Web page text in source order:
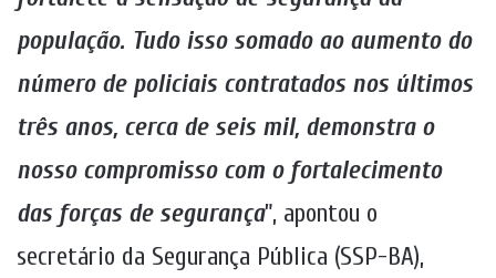
população. Tudo isso somado ao aumento do
número de policiais contratados nos últimos
três anos, cerca de seis mil, demonstra o
nosso compromisso com o fortalecimento
das forças de segurança”, apontou o
secretário da Segurança Pública (SSP-BA),